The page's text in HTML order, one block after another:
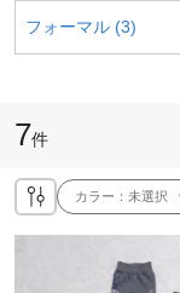
フォーマル (3)
7件
カラー：未選択